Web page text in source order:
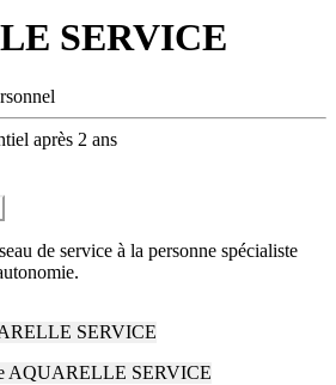
SERVICE
après 2 ans
de service à la personne spécialiste